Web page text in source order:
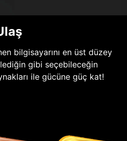
bilgisayarını en üst düzey
gibi seçebileceğin
ile gücüne güç kat!